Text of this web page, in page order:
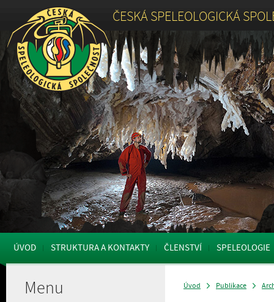
ČESKÁ SPELEOLOGICKÁ
ÚVOD STRUKTURA A KONTAKTY ČLENSTVÍ SPELEOLOGIE
Menu Úvod Publikace